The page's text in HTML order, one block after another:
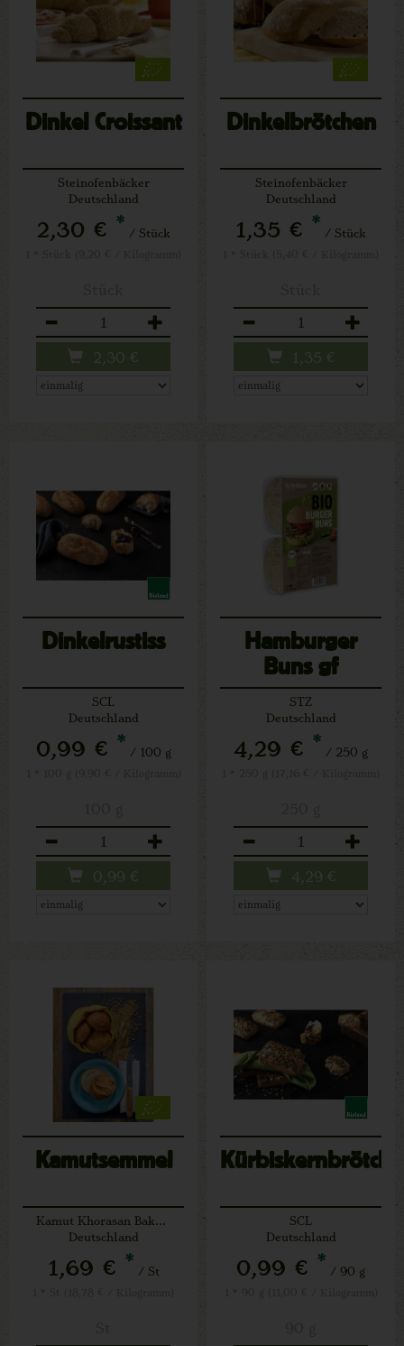
Dinkel Croissant
Steinofenbäcker
Deutschland
2,30 € * / Stück
2,30 €
Dinkelbrötchen
Steinofenbäcker
Deutschland
1,35 € * / Stück
1,35 €
Dinkelrustiss
SCL
Deutschland
0,99 € * / 100 g
0,99 €
Hamburger
Buns gf
STZ
Deutschland
4,29 € * / 250 g
4,29 €
Kamutsemmel
Kamut Khorasan Bakeries
Deutschland
1,69 € * / St
SCL
Deutschland
0,99 € * / 90 g